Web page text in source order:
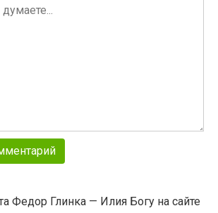
Федор Глинка — Илия Богу на сайте